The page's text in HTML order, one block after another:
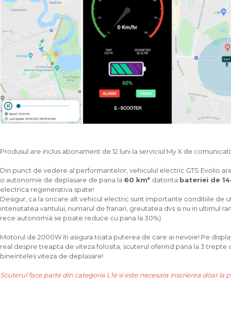
Produsul are inclus abonament de 12 luni la serviciul My X de
Din punct de vedere al performantelor, vehiculul electric GTS Evolio
o autonomie de deplasare de pana la 60 km* datorita bateriei de
electrica regenerativa spate!
Desigur, ca la oricare alt vehicul electric sunt importante conditiile de
intensitatea vantului, numarul de franari, greutatea dvs si nu in ultimul
rece autonomia se poate reduce cu pana la 30%).
Motorul de 2000W iti asigura toata puterea de care ai nevoie! Pe
real despre treapta de viteza folosita, scuterul oferind pana la 3 trepte
bineinteles viteza de deplasare!
Scuterul face parte din categoria L1e si este necesara inscrierea doar la